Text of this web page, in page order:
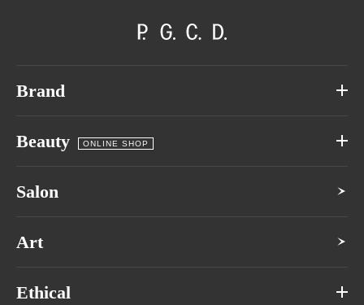
Brand
Beauty ONLINE SHOP
Salon
Art
Ethical